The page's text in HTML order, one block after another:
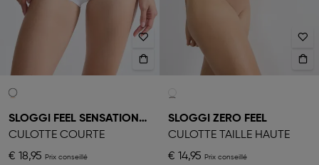
SLOGGI FEEL SENSATIONAL
CULOTTE COURTE
€ 18,95
SLOGGI ZERO FEEL
CULOTTE TAILLE HAUTE
€ 14,95